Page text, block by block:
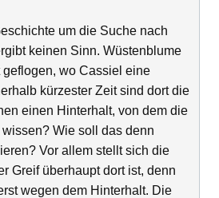
um die Suche nach
keinen Sinn. Wüstenblume
geflogen, wo Cassiel eine
kürzester Zeit sind dort die
einen Hinterhalt, von dem die
Wie soll das denn
Vor allem stellt sich die
Greif überhaupt dort ist, denn
wegen dem Hinterhalt. Die